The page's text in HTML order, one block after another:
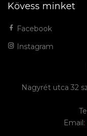
Kövess minket
Facebook
Instagram
Nagyrét utca 32
Email: